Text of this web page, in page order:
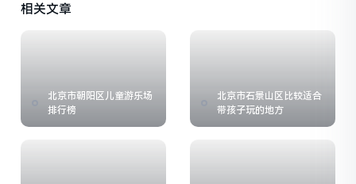
相关文章
北京市朝阳区儿童游乐场
排行榜
北京市石景山区比较适合
带孩子玩的地方